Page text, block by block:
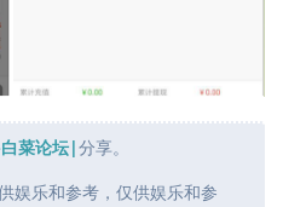
菜论坛|分享。
娱乐和参考，仅供娱乐和参